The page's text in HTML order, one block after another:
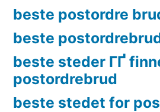
beste postordre
beste
beste steder ГҐ
postordrebrud
beste stedet for